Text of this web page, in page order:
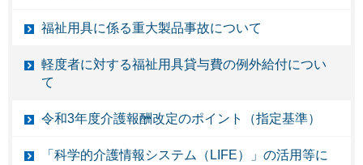
福祉用具に係る重大製品事故について
軽度者に対する福祉用具貸与費の例外給付につい
て
令和3年度介護報酬改定のポイント（指定基準）
「科学的介護情報システム（LIFE）」の活用等に